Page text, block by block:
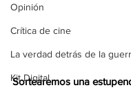
Opinión
Crítica de cine
La verdad detrás de la
Kit Digital
Sortearemos una